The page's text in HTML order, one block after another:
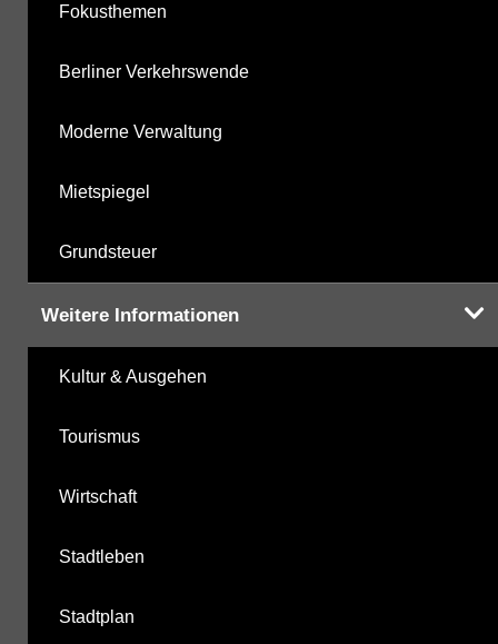
Fokusthemen
Berliner Verkehrswende
Moderne Verwaltung
Mietspiegel
Grundsteuer
Weitere Informationen
Kultur & Ausgehen
Tourismus
Wirtschaft
Stadtleben
Stadtplan